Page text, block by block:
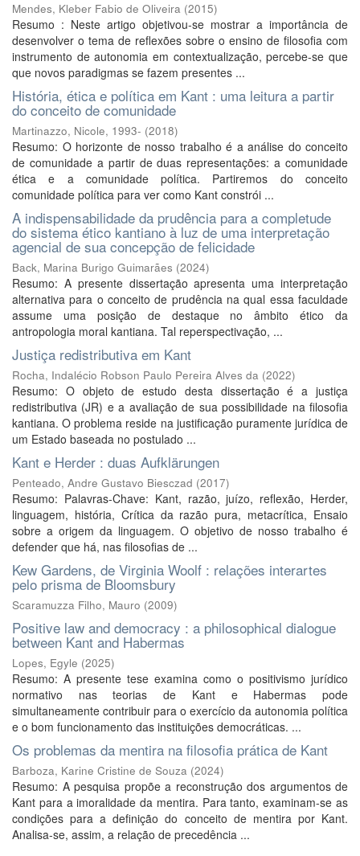
Mendes, Kleber Fabio de Oliveira (2015)
Resumo : Neste artigo objetivou-se mostrar a importância de
desenvolver o tema de reflexões sobre o ensino de filosofia com
instrumento de autonomia em contextualização, percebe-se que
que novos paradigmas se fazem presentes ...
História, ética e política em Kant : uma leitura a partir
do conceito de comunidade
Martinazzo, Nicole, 1993- (2018)
Resumo: O horizonte de nosso trabalho é a análise do conceito
de comunidade a partir de duas representações: a comunidade
ética e a comunidade política. Partiremos do conceito
comunidade política para ver como Kant constrói ...
A indispensabilidade da prudência para a completude
do sistema ético kantiano à luz de uma interpretação
agencial de sua concepção de felicidade
Back, Marina Burigo Guimarães (2024)
Resumo: A presente dissertação apresenta uma interpretação
alternativa para o conceito de prudência na qual essa faculdade
assume uma posição de destaque no âmbito ético da
antropologia moral kantiana. Tal reperspectivação, ...
Justiça redistributiva em Kant
Rocha, Indalécio Robson Paulo Pereira Alves da (2022)
Resumo: O objeto de estudo desta dissertação é a justiça
redistributiva (JR) e a avaliação de sua possibilidade na filosofia
kantiana. O problema reside na justificação puramente jurídica de
um Estado baseada no postulado ...
Kant e Herder : duas Aufklärungen
Penteado, Andre Gustavo Biesczad (2017)
Resumo: Palavras-Chave: Kant, razão, juízo, reflexão, Herder,
linguagem, história, Crítica da razão pura, metacrítica, Ensaio
sobre a origem da linguagem. O objetivo de nosso trabalho é
defender que há, nas filosofias de ...
Kew Gardens, de Virginia Woolf : relações interartes
pelo prisma de Bloomsbury
Scaramuzza Filho, Mauro (2009)
Positive law and democracy : a philosophical dialogue
between Kant and Habermas
Lopes, Egyle (2025)
Resumo: A presente tese examina como o positivismo jurídico
normativo nas teorias de Kant e Habermas pode
simultaneamente contribuir para o exercício da autonomia política
e o bom funcionamento das instituições democráticas. ...
Os problemas da mentira na filosofia prática de Kant
Barboza, Karine Cristine de Souza (2024)
Resumo: A pesquisa propõe a reconstrução dos argumentos de
Kant para a imoralidade da mentira. Para tanto, examinam-se as
condições para a definição do conceito de mentira por Kant.
Analisa-se, assim, a relação de precedência ...